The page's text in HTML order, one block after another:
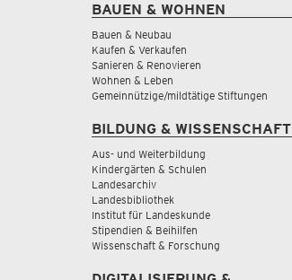
BAUEN & WOHNEN
Bauen & Neubau
Kaufen & Verkaufen
Sanieren & Renovieren
Wohnen & Leben
Gemeinnützige/mildtätige Stiftungen
BILDUNG & WISSENSCHAFT
Aus- und Weiterbildung
Kindergärten & Schulen
Landesarchiv
Landesbibliothek
Institut für Landeskunde
Stipendien & Beihilfen
Wissenschaft & Forschung